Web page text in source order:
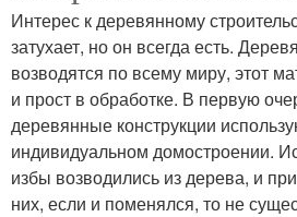
Интерес к деревянному
затухает, но он всегда есть.
возводятся по всему миру, этот
и прост в обработке. В первую
деревянные конструкции
индивидуальном домостроении.
избы возводились из дерева, и
них, если и поменялся, то не